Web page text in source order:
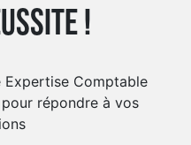
!
Expertise Comptable
répondre à vos